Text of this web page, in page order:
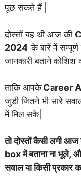
पूछ सकते हैं |
दोस्तों यह थी आज की
2024के बारें में
जानकारी बताने कोशिश
ताकि आपकेCareer
जुडी जितने भी सारे
में मिल सके|
तो दोस्तों कैसी लगी
box में बताना ना भूले,
सवाल या किसी प्रकार